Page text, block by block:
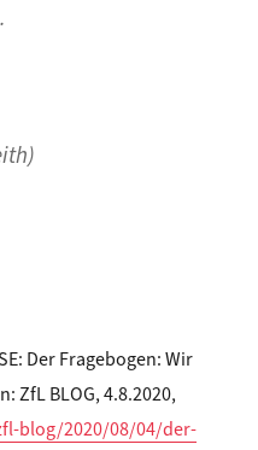
Der Fragebogen: Wir
ZfL BLOG, 4.8.2020,
blog/2020/08/04/der-